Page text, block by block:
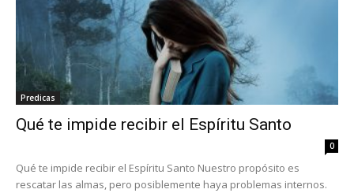
Predicas
Qué te impide recibir el Espíritu Santo
0
Qué te impide recibir el Espíritu Santo Nuestro propósito es
rescatar las almas, pero posiblemente haya problemas internos.